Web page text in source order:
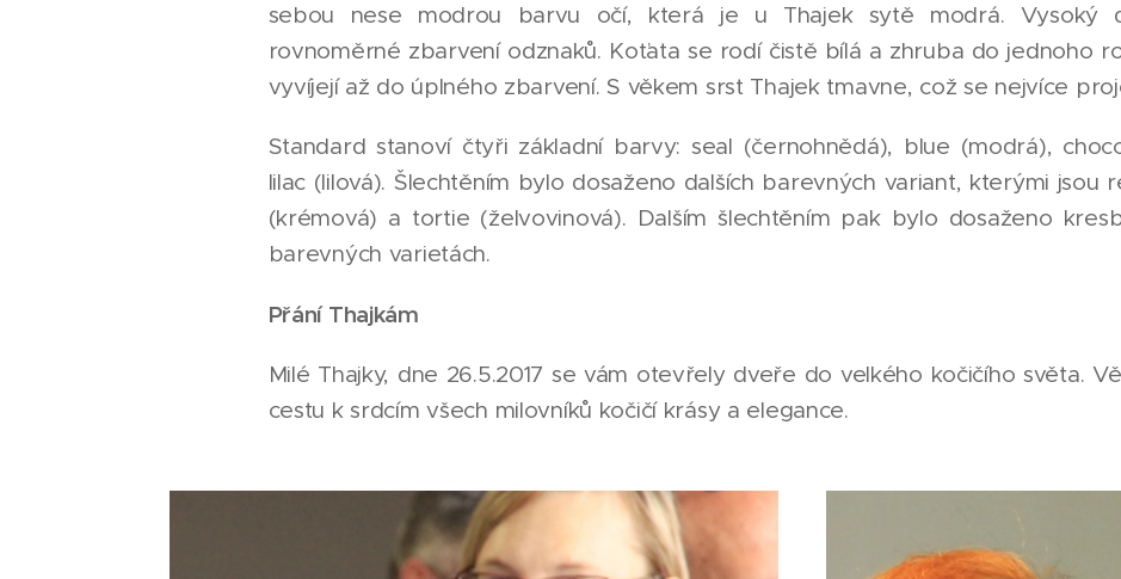
sebou nese modrou barvu očí, která je u Thajek sytě modrá. Vysoký
rovnoměrné zbarvení odznaků. Koťata se rodí čistě bílá a zhruba do jednoho
vyvíjejí až do úplného zbarvení. S věkem srst Thajek tmavne, což se nejvíce
Standard stanoví čtyři základní barvy: seal (černohnědá), blue (modrá),
lilac (lilová). Šlechtěním bylo dosaženo dalších barevných variant, kterými jsou
(krémová) a tortie (želvovinová). Dalším šlechtěním pak bylo dosaženo
barevných varietách.
Přání Thajkám
Milé Thajky, dne 26.5.2017 se vám otevřely dveře do velkého kočičího světa.
cestu k srdcím všech milovníků kočičí krásy a elegance.